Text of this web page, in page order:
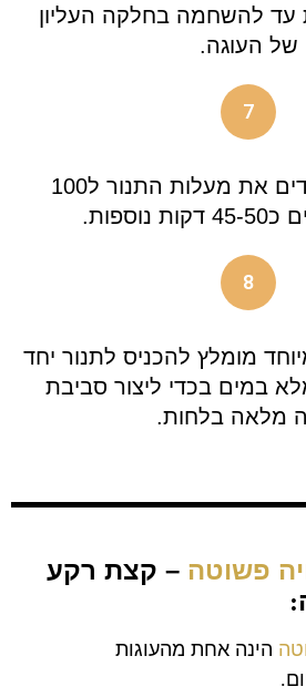
כ15 דקות עד להשחמה בחלקה העליון
של העוגה.
7
לאחר מכן מורידים את מעלות התנור ל100
נוספות.
8
מומלץ להכניס לתנור יחד
במים בכדי ליצור סביבת
מלאה בלחות.
פשוטה – קצת רקע
:
הינה אחת מהעוגות
.